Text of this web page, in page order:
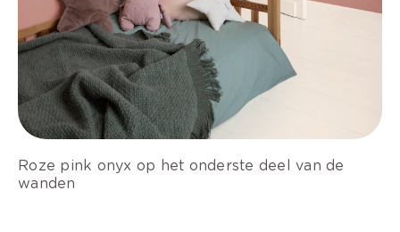
Roze pink onyx op het onderste deel van de
wanden